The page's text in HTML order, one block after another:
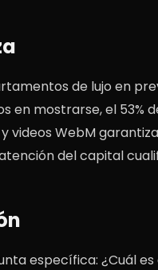
de lujo en
en mostrarse, el 53%
videos WebM
del capital
específica: ¿Cuál es